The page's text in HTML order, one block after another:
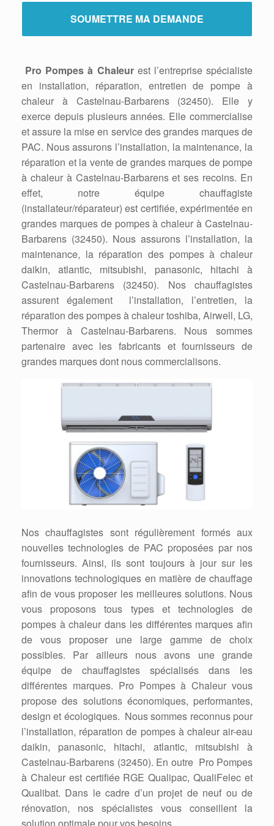
Pro Pompes à Chaleurest l’entreprise spécialiste
en installation, réparation, entretien de pompe à
chaleur à Castelnau-Barbarens (32450). Elle y
exerce depuis plusieurs années. Elle commercialise
et assure la mise en service des grandes marques de
PAC. Nous assurons l’installation, la maintenance, la
réparation et la vente de grandes marques de pompe
à chaleur à Castelnau-Barbarens et ses recoins. En
effet, notre équipe chauffagiste
(installateur/réparateur) est certifiée, expérimentée en
grandes marques de pompes à chaleur à Castelnau-
Barbarens (32450). Nous assurons l’installation, la
maintenance, la réparation des pompes à chaleur
daikin, atlantic, mitsubishi, panasonic, hitachi à
Castelnau-Barbarens (32450). Nos chauffagistes
assurent également l’installation, l’entretien, la
réparation des pompes à chaleur toshiba, Airwell, LG,
Thermor à Castelnau-Barbarens. Nous sommes
partenaire avec les fabricants et fournisseurs de
grandes marques dont nous commercialisons.
Nos chauffagistes sont régulièrement formés aux
nouvelles technologies de PAC proposées par nos
fournisseurs. Ainsi, ils sont toujours à jour sur les
innovations technologiques en matière de chauffage
afin de vous proposer les meilleures solutions. Nous
vous proposons tous types et technologies de
pompes à chaleur dans les différentes marques afin
de vous proposer une large gamme de choix
possibles. Par ailleurs nous avons une grande
équipe de chauffagistes spécialisés dans les
différentes marques. Pro Pompes à Chaleur vous
propose des solutions économiques, performantes,
design et écologiques. Nous sommes reconnus pour
l’installation, réparation de pompes à chaleur air-eau
daikin, panasonic, hitachi, atlantic, mitsubishi à
Castelnau-Barbarens (32450). En outre Pro Pompes
à Chaleur est certifiée RGE Qualipac, QualiFelec et
Qualibat. Dans le cadre d’un projet de neuf ou de
rénovation, nos spécialistes vous conseillent la